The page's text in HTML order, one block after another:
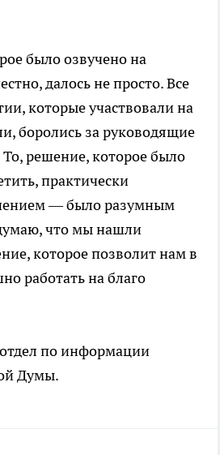
было озвучено на
далось не просто. Все
которые участвовали на
боролись за руководящие
решение, которое было
практически
— было разумным
что мы нашли
которое позволит нам в
работать на благо
по информации
Думы.